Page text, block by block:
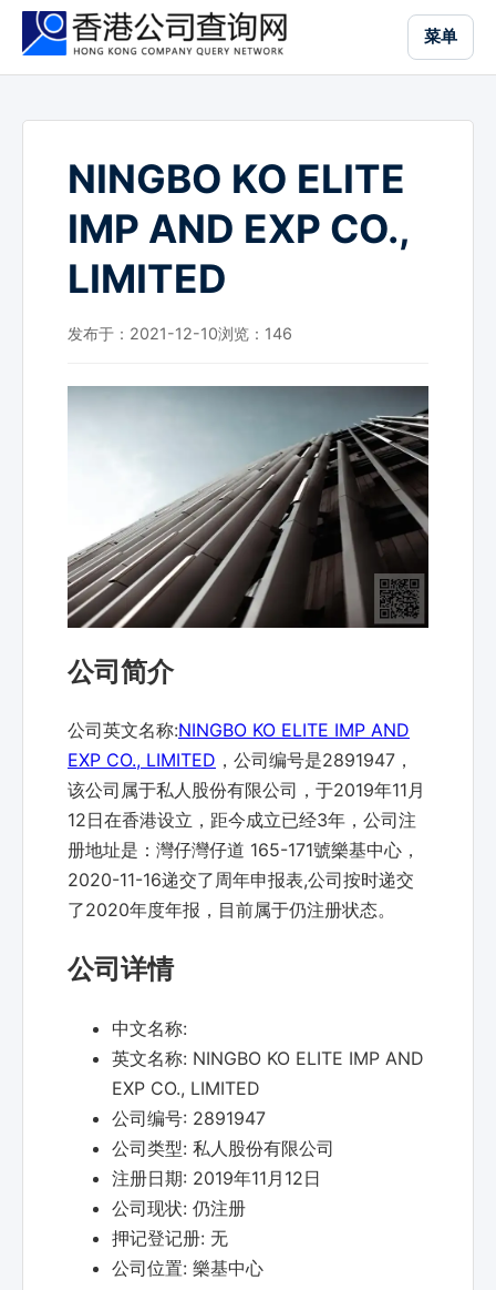
菜单
NINGBO KO ELITE
IMP AND EXP CO.,
LIMITED
发布于：2021-12-10浏览： 146
公司简介
公司英文名称:NINGBO KO ELITE IMP AND
EXP CO., LIMITED ，公司编号是2891947，
该公司属于私人股份有限公司，于2019年11月
12日在香港设立，距今成立已经3年，公司注
册地址是：灣仔灣仔道 165-171號樂基中心，
2020-11-16递交了周年申报表,公司按时递交
了2020年度年报，目前属于仍注册状态。
公司详情
中文名称:
英文名称: NINGBO KO ELITE IMP AND
EXP CO., LIMITED
公司编号: 2891947
公司类型: 私人股份有限公司
注册日期: 2019年11月12日
公司现状: 仍注册
押记登记册: 无
公司位置: 樂基中心